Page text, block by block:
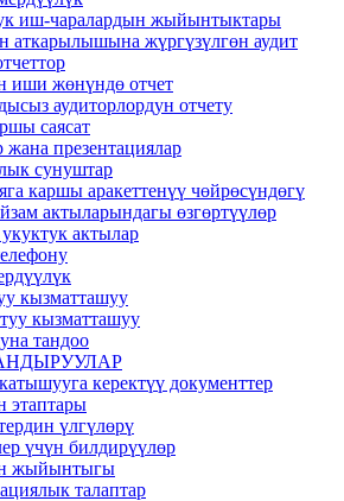
иш-чаралардын жыйынтыктары
аткарылышына жүргүзүлгөн аудит
жөнүндө отчет
аудиторлордун отчету
саясат
жана презентациялар
сунуштар
каршы аракеттенүү чөйрөсүндөгү
актыларындагы өзгөртүүлөр
актылар
кызматташуу
кызматташуу
тандоо
керектүү документтер
этаптары
үлгүлөрү
үчүн билдирүүлөр
жыйынтыгы
талаптар